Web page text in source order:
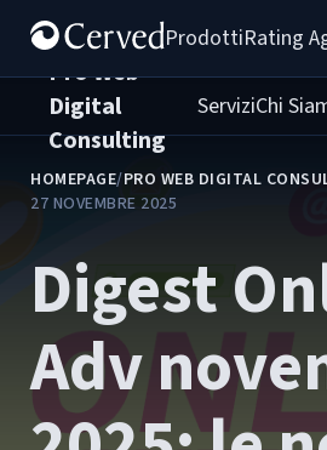
ProdottiRating
Pro Web
Digital
Consulting
ServiziChi
HOMEPAGE/PRO WEB DIGITAL
27 NOVEMBRE 2025
Digest
Adv